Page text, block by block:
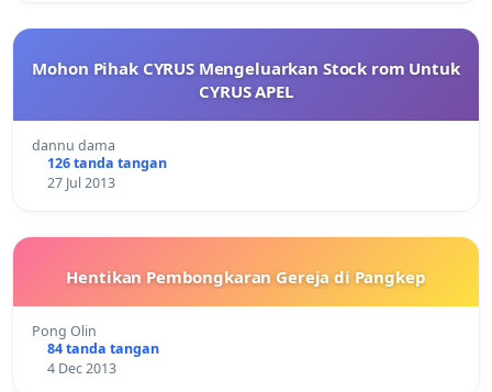
Mohon Pihak CYRUS Mengeluarkan Stock rom Untuk
CYRUS APEL
dannu dama
126 tanda tangan
27 Jul 2013
Hentikan Pembongkaran Gereja di Pangkep
Pong Olin
84 tanda tangan
4 Dec 2013